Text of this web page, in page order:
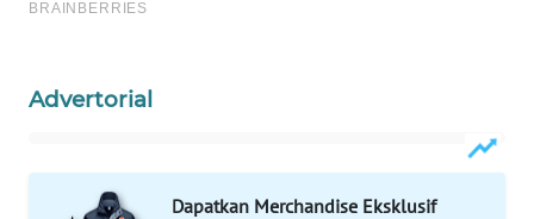
Advertorial
Dapatkan Merchandise Eksklusif
WISATA